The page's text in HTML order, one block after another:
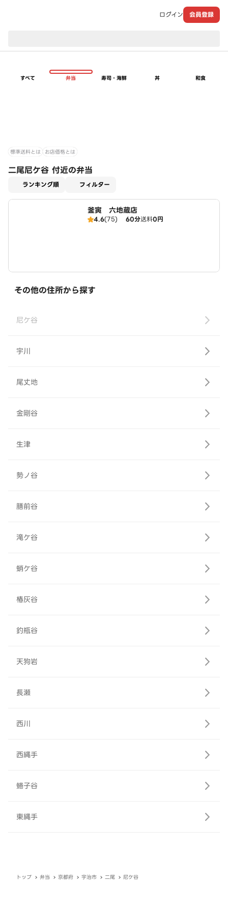
ログイン 会員登録
すべて 弁当 寿司・海鮮 丼 和食
標準送料とは お店価格とは
二尾尼ケ谷 付近の弁当
ランキング順 フィルター
釜寅 六地蔵店
4.6(75) 60分送料0円
その他の住所から探す
尼ケ谷
宇川
尾丈地
金剛谷
生津
勢ノ谷
膳前谷
滝ケ谷
蛸ケ谷
椿灰谷
釣瓶谷
天狗岩
長瀬
西川
西縄手
蜷子谷
東縄手
トップ 弁当 京都府 宇治市 二尾 尼ケ谷